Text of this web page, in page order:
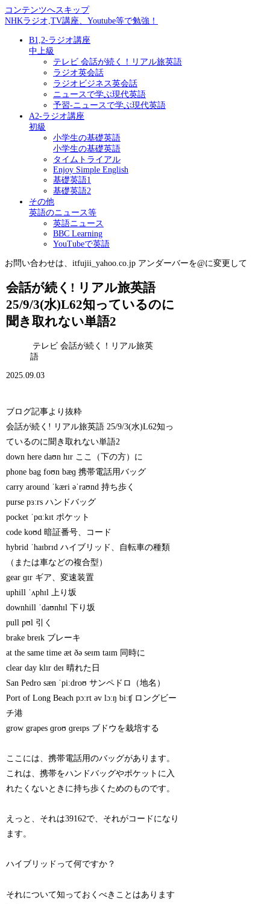
コンテンツへスキップ
NHKラジオ,TV講座、Youtube等で勉強！
B1,2-ラジオ講座
中上級
テレビ 会話が続く！リアル旅英語
ラジオ英会話
ラジオビジネス英会話
ニュースで学ぶ現代英語
予習-ニュースで学ぶ現代英語
A2-ラジオ講座
初級
小学生の基礎英語
小学生の基礎英語
タイムトライアル
Enjoy Simple English
基礎英語1
基礎英語2
その他
英語のニュース等
英語ニュース
BBC Learning
YouTubeで英語
お問い合わせは、itfujii_yahoo.co.jp アンダーバーを@に変更して
会話が続く! リアル旅英語
25/9/3(水)L62知っているのに
聞き取れない単語2
テレビ 会話が続く！リアル旅英
語
2025.09.03
ブログ記事より抜粋
会話が続く! リアル旅英語 25/9/3(水)L62知っ
ているのに聞き取れない単語2
down here daʊn hɪr ここ（下の方）に
phone bag foʊn bæɡ 携帯電話用バッグ
carry around ˈkæri əˈraʊnd 持ち歩く
purse pɜːrs ハンドバッグ
pocket ˈpɑːkɪt ポケット
code koʊd 暗証番号、コード
hybrid ˈhaɪbrɪd ハイブリッド、自転車の種類
（または車などの複合型）
gear ɡɪr ギア、変速装置
uphill ˈʌphɪl 上り坂
downhill ˈdaʊnhɪl 下り坂
pull pʊl 引く
brake breɪk ブレーキ
at the same time æt ðə seɪm taɪm 同時に
clear day klɪr deɪ 晴れた日
San Pedro sæn ˈpiːdroʊ サンペドロ（地名）
Port of Long Beach pɔːrt əv lɔːŋ biːʧ ロングビー
チ港
grow grapes ɡroʊ ɡreɪps ブドウを栽培する
ここには、携帯電話用のバッグがあります。
これは、携帯をハンドバッグやポケットに入
れたくないときに持ち歩くためのものです。
えっと、それは39162で、それがコードになり
ます。
ハイブリッドって何ですか？
それについて知っておくべきことはあります